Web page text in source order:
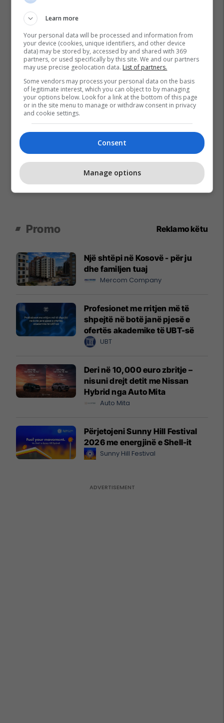
Promo Reklamo këtu
Një shtëpi në Kosovë - për ju
dhe familjen tuaj
Mercom Company
Profesionet me rritjen më të
shpejtë në botë janë pjesë e
ofertës akademike të UBT-së
UBT
Deri në 10,000 euro zbritje –
nisuni drejt detit me Nissan
Hybrid nga Auto Mita
Auto Mita
Përjetojeni Sunny Hill Festival
2026 me energjinë e Shell-it
Sunny Hill Festival
Learn more
Your personal data will be processed and information from
your device (cookies, unique identifiers, and other device
data) may be stored by, accessed by and shared with 369
partners, or used specifically by this site. We and our partners
may use precise geolocation data. List of partners.
Some vendors may process your personal data on the basis
of legitimate interest, which you can object to by managing
your options below. Look for a link at the bottom of this page
or in the site menu to manage or withdraw consent in privacy
and cookie settings.
Consent
Manage options